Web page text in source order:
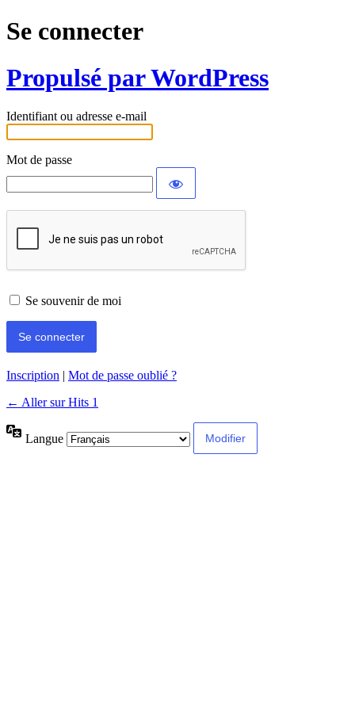
Se connecter
Propulsé par WordPress
Identifiant ou adresse e-mail
Mot de passe
Se souvenir de moi
Inscription | Mot de passe oublié ?
← Aller sur Hits 1
Langue